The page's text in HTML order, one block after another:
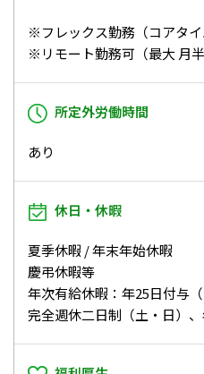
※フレックス勤務（コアタイ
※リモート勤務可（最大 月半
所定外労働時間
あり
休日・休暇
夏季休暇 / 年末年始休暇
慶弔休暇等
年次有給休暇：年25日付与
完全週休二日制（土・日）